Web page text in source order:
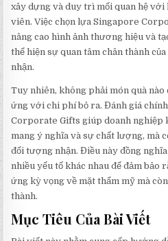
xây dựng và duy trì mối quan hệ với
viên. Việc chọn lựa Singapore
nâng cao hình ảnh thương hiệu và
thể hiện sự quan tâm chân thành
nhận.
Tuy nhiên, không phải món quà
ứng với chi phí bỏ ra. Đánh giá
Corporate Gifts giúp doanh nghiệp
mang ý nghĩa và sự chất lượng, mà
đối tượng nhận. Điều này đồng
nhiều yếu tố khác nhau để đảm bảo
ứng kỳ vọng về mặt thẩm mỹ mà
thành.
Mục Tiêu Của Bài Viết